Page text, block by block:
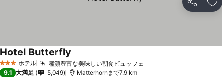
シェア お
3 ホテルのランク
ホテル 種類豊富な美味しい朝食ビュッフェ
Hotel Butterfly
9.1 大満足 5,049 Matterhornまで7.9 km